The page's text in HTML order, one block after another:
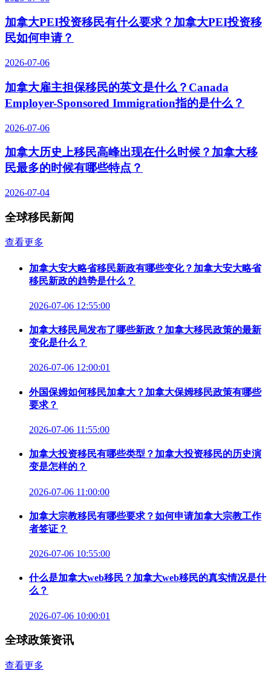
加拿大PEI投资移民有什么要求？加拿大PEI投资移
民如何申请？
2026-07-06
加拿大雇主担保移民的英文是什么？Canada
Employer-Sponsored Immigration指的是什么？
2026-07-06
加拿大历史上移民高峰出现在什么时候？加拿大移
民最多的时候有哪些特点？
2026-07-04
全球移民新闻
查看更多
加拿大安大略省移民新政有哪些变化？加拿大安大略省
移民新政的趋势是什么？
2026-07-06 12:55:00
加拿大移民局发布了哪些新政？加拿大移民政策的最新
变化是什么？
2026-07-06 12:00:01
外国保姆如何移民加拿大？加拿大保姆移民政策有哪些
要求？
2026-07-06 11:55:00
加拿大投资移民有哪些类型？加拿大投资移民的历史演
变是怎样的？
2026-07-06 11:00:00
加拿大宗教移民有哪些要求？如何申请加拿大宗教工作
者签证？
2026-07-06 10:55:00
什么是加拿大web移民？加拿大web移民的真实情况是什
么？
2026-07-06 10:00:01
全球政策资讯
查看更多